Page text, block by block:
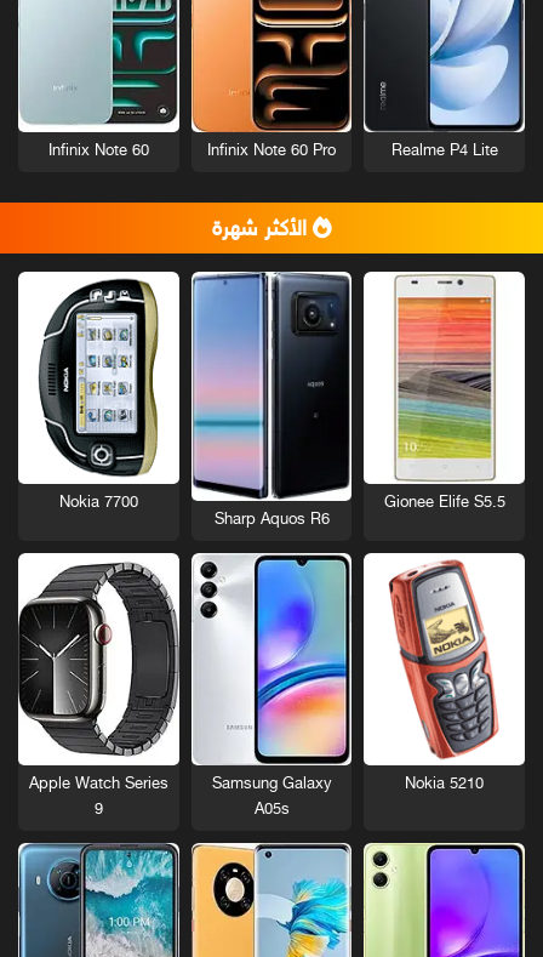
Realme P4 Lite
Infinix Note 60 Pro
Infinix Note 60
الأكثر شهرة
Gionee Elife S5.5
Sharp Aquos R6
Nokia 7700
Nokia 5210
Samsung Galaxy
A05s
Apple Watch Series
9